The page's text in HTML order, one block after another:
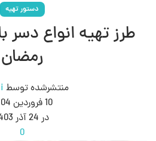
دستور تهیه
طرز تهیه انواع دسر
رمضان
منتشرشده توسط
10 فروردین 1404
در 24 آذر 1403
0